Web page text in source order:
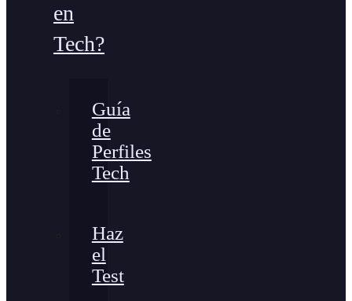
en
Tech?
Guía
de
Perfiles
Tech
Haz
el
Test